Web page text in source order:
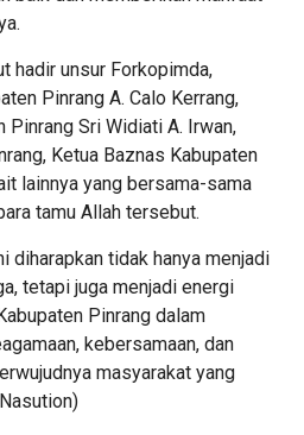
hadir unsur Forkopimda,
Pinrang A. Calo Kerrang,
Pinrang Sri Widiati A. Irwan,
Ketua Baznas Kabupaten
lainnya yang bersama-sama
tamu Allah tersebut.
diharapkan tidak hanya menjadi
tetapi juga menjadi energi
Pinrang dalam
kebersamaan, dan
masyarakat yang